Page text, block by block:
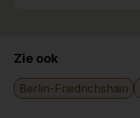
Zie ook
Berlin-Friedrichshain